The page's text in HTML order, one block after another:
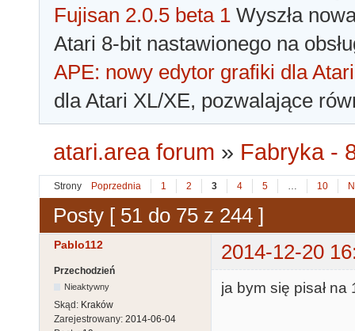
Fujisan 2.0.5 beta 1 Wyszła
Atari 8-bit nastawionego na
APE: nowy edytor grafiki dla Atari
dla Atari XL/XE, pozwalające
atari.area forum » Fabryka -
Strony Poprzednia 1 2 3 4 5 … 10
Posty [ 51 do 75 z 244 ]
Pablo112 2014-12-20
Przechodzień
Nieaktywny
Skąd: Kraków
Zarejestrowany: 2014-06-04
ja bym się pisał na